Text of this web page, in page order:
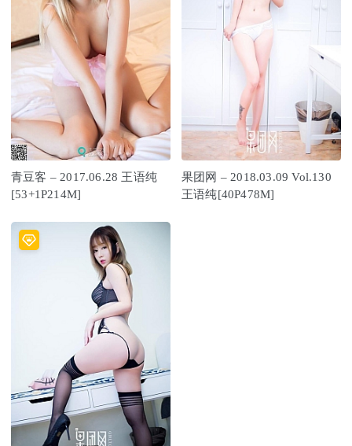
青豆客 – 2017.06.28 王语纯
[53+1P214M]
果团网 – 2018.03.09 Vol.130
王语纯[40P478M]